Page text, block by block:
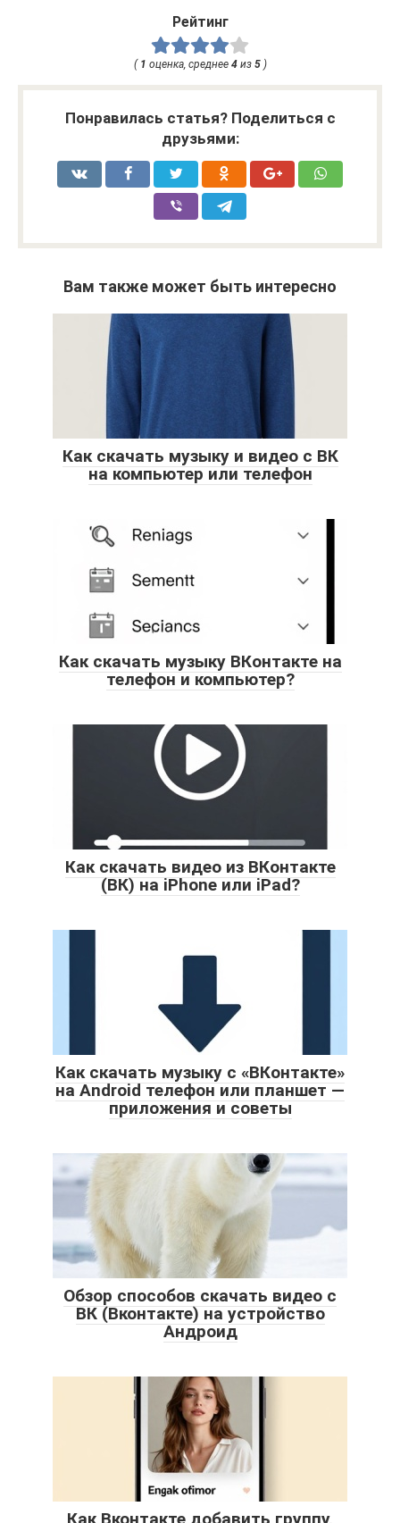
Рейтинг
( 1 оценка, среднее 4из 5)
Понравилась статья? Поделиться с
друзьями:
Вам также может быть интересно
Как скачать музыку и видео с ВК
на компьютер или телефон
Как скачать музыку ВКонтакте на
телефон и компьютер?
Как скачать видео из ВКонтакте
(ВК) на iPhone или iPad?
Как скачать музыку с «ВКонтакте»
на Android телефон или планшет —
приложения и советы
Обзор способов скачать видео с
ВК (Вконтакте) на устройство
Андроид
Как Вконтакте добавить группу,